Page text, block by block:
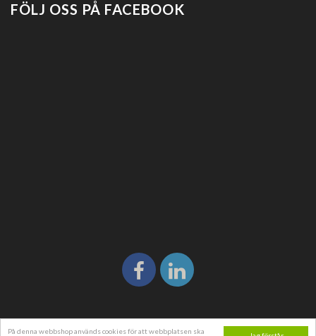
På denna webbshop används cookies för att webbplatsen ska
FÖLJ OSS PÅ FACEBOOK